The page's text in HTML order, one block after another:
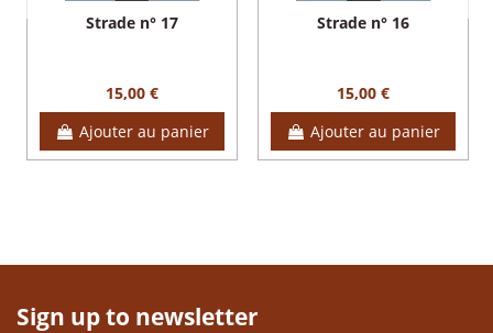
Strade n° 17
15,00 €
Ajouter au panier
Strade n° 16
15,00 €
Ajouter au panier
Sign up to newsletter